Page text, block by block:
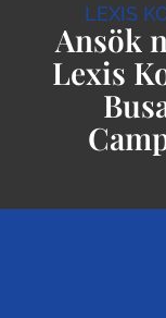
LEXIS
Ansök
Lexis